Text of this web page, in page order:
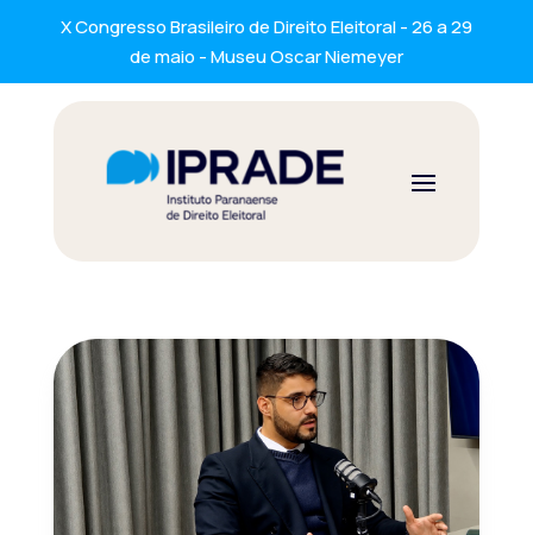
X Congresso Brasileiro de Direito Eleitoral - 26 a 29
de maio - Museu Oscar Niemeyer